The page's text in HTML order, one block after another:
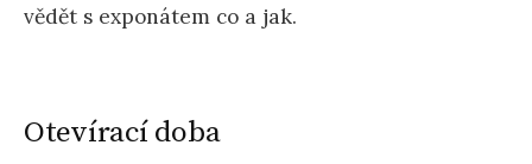
vědět s exponátem co a jak.
Otevírací doba